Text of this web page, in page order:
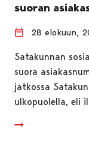
suoran
28 elokuun,
Satakunnan
suora
jatkossa
ulkopuolella, eli